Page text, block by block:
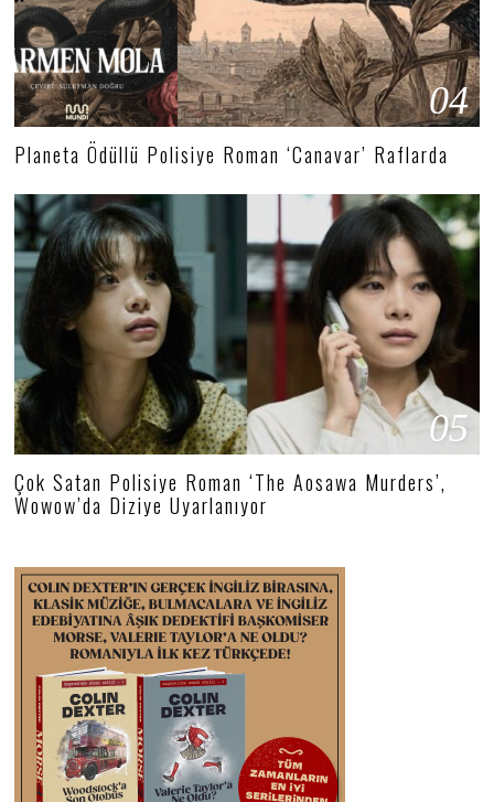
04
Planeta Ödüllü Polisiye Roman ‘Canavar’ Raflarda
05
Çok Satan Polisiye Roman ‘The Aosawa Murders’,
Wowow’da Diziye Uyarlanıyor